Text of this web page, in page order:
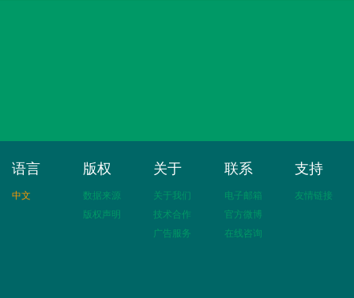
语言
中文
版权
数据来源
版权声明
关于
关于我们
技术合作
广告服务
联系
电子邮箱
官方微博
在线咨询
支持
友情链接